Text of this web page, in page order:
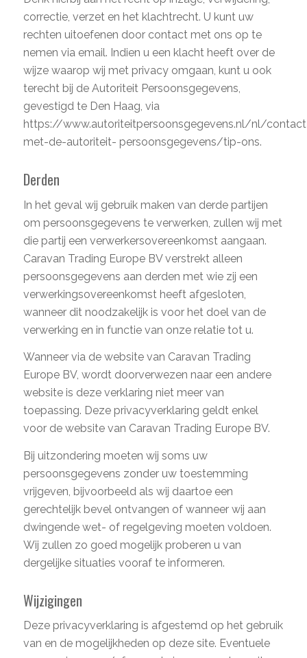
correctie, verzet en het klachtrecht. U kunt uw
rechten uitoefenen door contact met ons op te
nemen via email. Indien u een klacht heeft over de
wijze waarop wij met privacy omgaan, kunt u ook
terecht bij de Autoriteit Persoonsgegevens,
gevestigd te Den Haag, via
https://www.autoriteitpersoonsgegevens.nl/nl/
met-de-autoriteit- persoonsgegevens/tip-ons.
Derden
In het geval wij gebruik maken van derde partijen
om persoonsgegevens te verwerken, zullen wij met
die partij een verwerkersovereenkomst aangaan.
Caravan Trading Europe BV verstrekt alleen
persoonsgegevens aan derden met wie zij een
verwerkingsovereenkomst heeft afgesloten,
wanneer dit noodzakelijk is voor het doel van de
verwerking en in functie van onze relatie tot u.
Wanneer via de website van Caravan Trading
Europe BV, wordt doorverwezen naar een andere
website is deze verklaring niet meer van
toepassing. Deze privacyverklaring geldt enkel
voor de website van Caravan Trading Europe BV.
Bij uitzondering moeten wij soms uw
persoonsgegevens zonder uw toestemming
vrijgeven, bijvoorbeeld als wij daartoe een
gerechtelijk bevel ontvangen of wanneer wij aan
dwingende wet- of regelgeving moeten voldoen.
Wij zullen zo goed mogelijk proberen u van
dergelijke situaties vooraf te informeren.
Wijzigingen
Deze privacyverklaring is afgestemd op het gebruik
van en de mogelijkheden op deze site. Eventuele